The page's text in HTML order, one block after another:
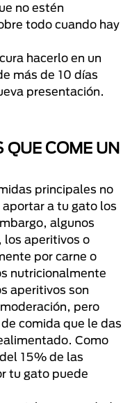
no estén
todo cuando hay
hacerlo en un
más de 10 días
presentación.
QUE COME UN
principales no
a tu gato los
algunos
los aperitivos o
por carne o
nutricionalmente
aperitivos son
pero
comida que le das
Como
15% de las
tu gato puede